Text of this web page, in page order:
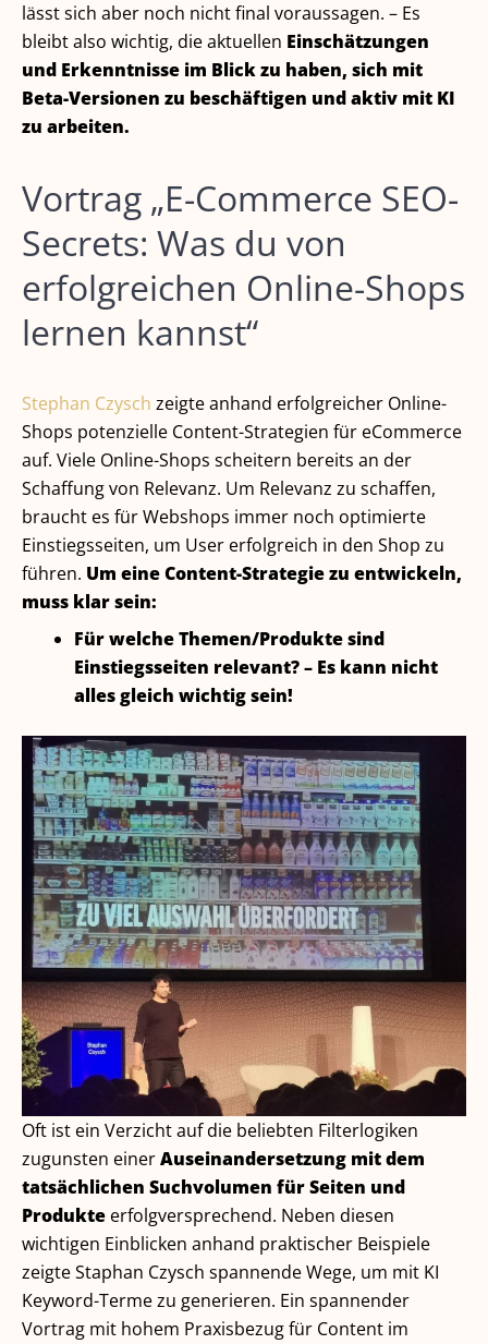
lässt sich aber noch nicht final voraussagen. – Es
bleibt also wichtig, die aktuellen Einschätzungen
und Erkenntnisse im Blick zu haben, sich mit
Beta-Versionen zu beschäftigen und aktiv mit KI
zu arbeiten.
Vortrag „E-Commerce SEO-
Secrets: Was du von
erfolgreichen Online-Shops
lernen kannst“
Stephan Czysch zeigte anhand erfolgreicher Online-
Shops potenzielle Content-Strategien für eCommerce
auf. Viele Online-Shops scheitern bereits an der
Schaffung von Relevanz. Um Relevanz zu schaffen,
braucht es für Webshops immer noch optimierte
Einstiegsseiten, um User erfolgreich in den Shop zu
führen. Um eine Content-Strategie zu entwickeln,
muss klar sein:
Für welche Themen/Produkte sind
Einstiegsseiten relevant? – Es kann nicht
alles gleich wichtig sein!
Oft ist ein Verzicht auf die beliebten Filterlogiken
zugunsten einerAuseinandersetzung mit dem
tatsächlichen Suchvolumen für Seiten und
Produkte erfolgversprechend. Neben diesen
wichtigen Einblicken anhand praktischer Beispiele
zeigte Staphan Czysch spannende Wege, um mit KI
Keyword-Terme zu generieren. Ein spannender
Vortrag mit hohem Praxisbezug für Content im